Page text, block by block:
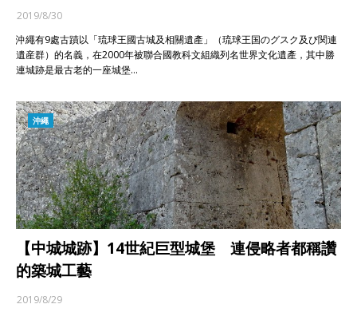
2019/8/30
沖繩有9處古蹟以「琉球王國古城及相關遺產」（琉球王国のグスク及び関連
遺産群）的名義，在2000年被聯合國教科文組織列名世界文化遺產，其中勝
連城跡是最古老的一座城堡…
沖繩
【中城城跡】14世紀巨型城堡 連侵略者都稱讚
的築城工藝
2019/8/29